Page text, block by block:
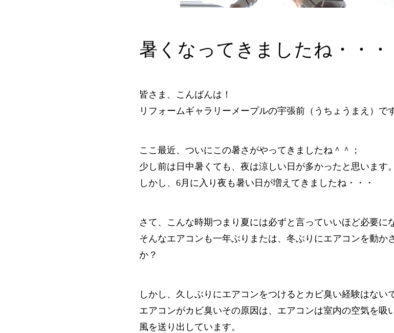
暑くなってきましたね・・・
皆さま、こんばんは！
リフォームギャラリーメープルの宇張前（うちょうまえ）です
ここ最近、ついにこの暑さがやってきましたね＾＾；
少し前は日中暑くても、夜は涼しい日が多かったと思います。
しかし、6月に入り夜も暑い日が増えてきましたね・・・
さて、こんな時期つまり夏には必ずと言っていいほど必要に
そんなエアコンも一年ぶりまたは、冬ぶりにエアコンを動か
か？
しかし、久しぶりにエアコンをつけるとカビ臭い経験はない
エアコンがカビ臭いその原因は、エアコンは室内の空気を吸
風を送り出しています。